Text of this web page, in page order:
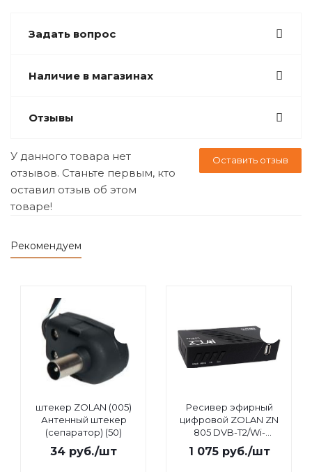
Задать вопрос
Наличие в магазинах
Отзывы
Оставить отзыв
У данного товара нет
отзывов. Станьте первым, кто
оставил отзыв об этом
товаре!
Рекомендуем
штекер ZOLAN (005)
Антенный штекер
(сепаратор) (50)
34 руб./шт
Ресивер эфирный
цифровой ZOLAN ZN
805 DVB-T2/Wi-
Fi/IPTV/MEGOGO/YouTube,
дисплей
1 075руб./шт